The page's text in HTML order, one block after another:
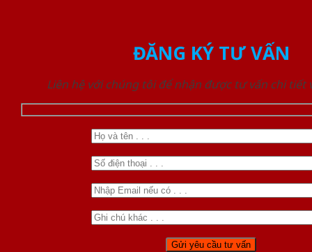
ĐĂNG KÝ TƯ VẤN
Liên hệ với chúng tôi để nhận được tư vấn chi tiết